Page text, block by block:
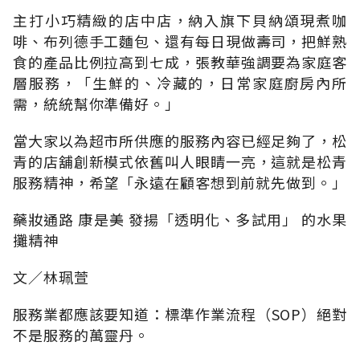
主打小巧精緻的店中店，納入旗下貝納頌現煮咖
啡、布列德手工麵包、還有每日現做壽司，把鮮熟
食的產品比例拉高到七成，張教華強調要為家庭客
層服務，「生鮮的、冷藏的，日常家庭廚房內所
需，統統幫你準備好。」
當大家以為超市所供應的服務內容已經足夠了，松
青的店舖創新模式依舊叫人眼睛一亮，這就是松青
服務精神，希望「永遠在顧客想到前就先做到。」
藥妝通路 康是美 發揚「透明化、多試用」 的水果
攤精神
文∕林珮萱
服務業都應該要知道：標準作業流程（SOP）絕對
不是服務的萬靈丹。